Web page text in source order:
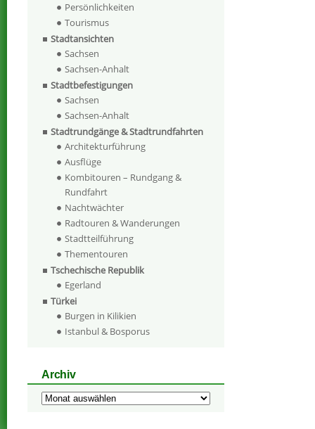
Persönlichkeiten
Tourismus
Stadtansichten
Sachsen
Sachsen-Anhalt
Stadtbefestigungen
Sachsen
Sachsen-Anhalt
Stadtrundgänge & Stadtrundfahrten
Architekturführung
Ausflüge
Kombitouren – Rundgang &
Rundfahrt
Nachtwächter
Radtouren & Wanderungen
Stadtteilführung
Thementouren
Tschechische Republik
Egerland
Türkei
Burgen in Kilikien
Istanbul & Bosporus
Archiv
Archiv